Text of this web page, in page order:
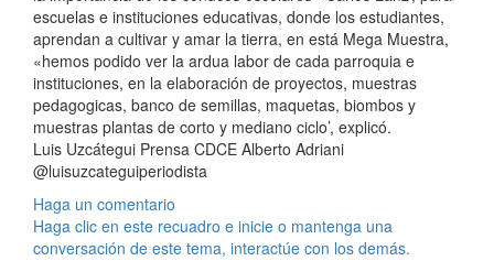
escuelas e instituciones educativas, donde los estudiantes,
aprendan a cultivar y amar la tierra, en está Mega Muestra,
«hemos podido ver la ardua labor de cada parroquia e
instituciones, en la elaboración de proyectos, muestras
pedagogicas, banco de semillas, maquetas, biombos y
muestras plantas de corto y mediano ciclo’, explicó.
Luis Uzcátegui Prensa CDCE Alberto Adriani
@luisuzcateguiperiodista
Haga un comentario
Haga clic en este recuadro e inicie o mantenga una
conversación de este tema, interactúe con los demás.